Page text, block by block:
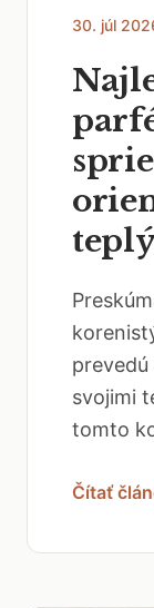
30. júl
svojimi
tomto
Čítať